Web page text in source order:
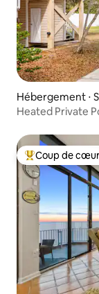
Hébergement ⋅
Heated Private
Coups de cœur
Coup de